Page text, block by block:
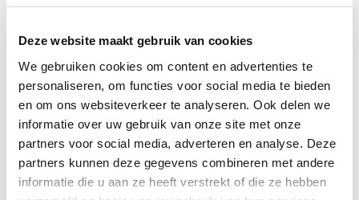
Deze website maakt gebruik van cookies
We gebruiken cookies om content en advertenties te
personaliseren, om functies voor social media te bieden
en om ons websiteverkeer te analyseren. Ook delen we
informatie over uw gebruik van onze site met onze
partners voor social media, adverteren en analyse. Deze
partners kunnen deze gegevens combineren met andere
informatie die u aan ze heeft verstrekt of die ze hebben
rijke fantasie speelt hij graag buiten en is graag lekker
van spelletjes, maken van puzzels en bouwen van hutten.
Hij is een attente en lieve knuffelbeer.
We zijn op zoek naar een warm gezin dat deze lieverds
met open armen wil verwelkomen.
Ben jij het fijne gezin dat wat extra tijd heeft?